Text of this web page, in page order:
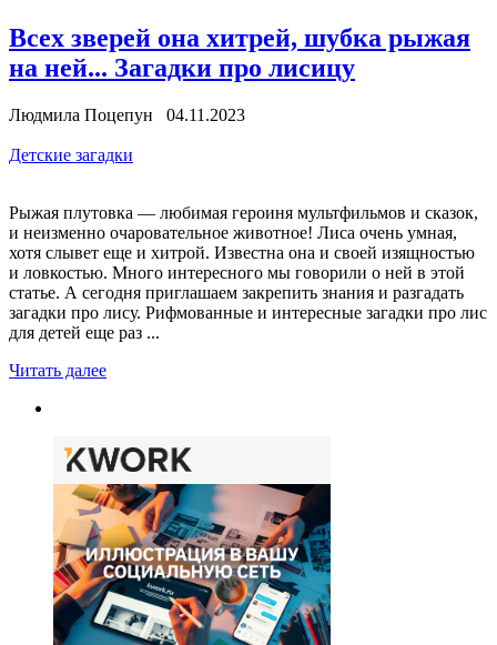
Всех зверей она хитрей, шубка рыжая
на ней... Загадки про лисицу
Людмила Поцепун 04.11.2023
Детские загадки
Рыжая плутовка — любимая героиня мультфильмов и сказок,
и неизменно очаровательное животное! Лиса очень умная,
хотя слывет еще и хитрой. Известна она и своей изящностью
и ловкостью. Много интересного мы говорили о ней в этой
статье. А сегодня приглашаем закрепить знания и разгадать
загадки про лису. Рифмованные и интересные загадки про лис
для детей еще раз ...
Читать далее